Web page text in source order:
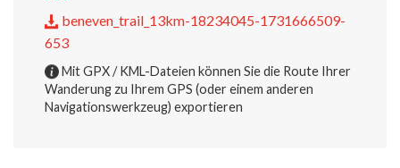
beneven_trail_13km-18234045-1731666509-
653
Mit GPX / KML-Dateien können Sie die Route Ihrer
Wanderung zu Ihrem GPS (oder einem anderen
Navigationswerkzeug) exportieren